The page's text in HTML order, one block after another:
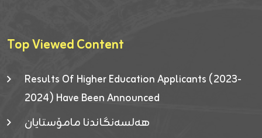
Top Viewed Content
Results Of Higher Education Applicants (2023-
2024) Have Been Announced
هەلسەنگاندنا مامۆستایان